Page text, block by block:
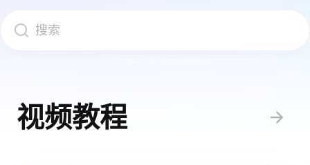
视频教程